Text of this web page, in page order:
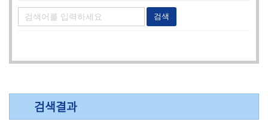
검색결과